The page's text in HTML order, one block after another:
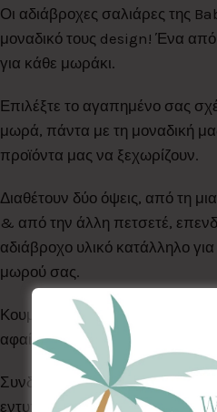
Οι αδιάβροχες σαλιάρες της
μοναδικό τους design! Ένα
για κάθε μωράκι.
Επιλέξτε το αγαπημένο σας
μωρά, πάντα με τη μοναδική
προϊόντα μας να ξεχωρίζουν.
Διαθέτουν δύο όψεις, από τη
& από την άλλη πετσετέ,
αδιάβροχο υλικό κατάλληλο
μωρού σας.
Κουμπώνουν με τρουκς για
αφαίρεση ανά πάσα στιγμή.
Συνδυάστε με κλιπ πιπίλας της
εντυπωσιάστε!